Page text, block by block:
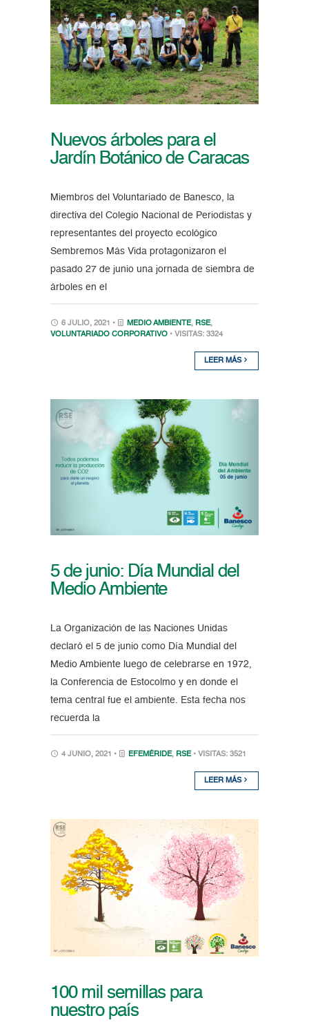
Nuevos árboles para el
Jardín Botánico de Caracas
Miembros del Voluntariado de Banesco, la
directiva del Colegio Nacional de Periodistas y
representantes del proyecto ecológico
Sembremos Más Vida protagonizaron el
pasado 27 de junio una jornada de siembra de
árboles en el
6 JULIO, 2021 • MEDIO AMBIENTE, RSE,
VOLUNTARIADO CORPORATIVO • VISITAS: 3324
LEER MÁS
5 de junio: Día Mundial del
Medio Ambiente
La Organización de las Naciones Unidas
declaró el 5 de junio como Día Mundial del
Medio Ambiente luego de celebrarse en 1972,
la Conferencia de Estocolmo y en donde el
tema central fue el ambiente. Esta fecha nos
recuerda la
4 JUNIO, 2021 • EFEMÉRIDE, RSE • VISITAS: 3521
LEER MÁS
100 mil semillas para
nuestro país